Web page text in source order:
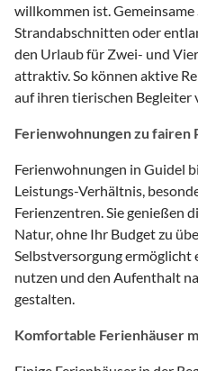
willkommen ist.
Strandabschnitten oder
den Urlaub für Zwei- und
attraktiv. So können aktive
auf ihren tierischen Begleiter
Ferienwohnungen zu fairen
Ferienwohnungen in Guidel
Leistungs-Verhältnis,
Ferienzentren. Sie genießen
Natur, ohne Ihr Budget zu
Selbstversorgung ermöglicht
nutzen und den Aufenthalt
gestalten.
Komfortable Ferienhäuser